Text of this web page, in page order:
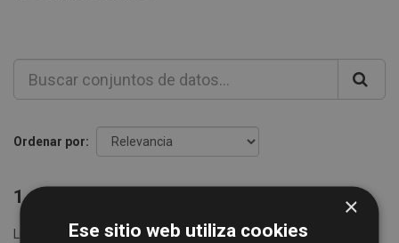
Ordenar por
1 conjunto de datos encontrado
Licencias: Creative Commons Attribution 4.0
Formatos:
×
Ese sitio web utiliza cookies